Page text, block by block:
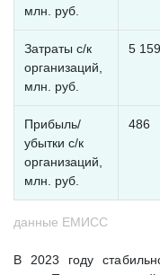
млн. руб.
Затраты с/к
организаций,
млн. руб.
5 159
Прибыль/
убытки с/к
организаций,
млн. руб.
486
данные ЕМИСС
В 2023 году